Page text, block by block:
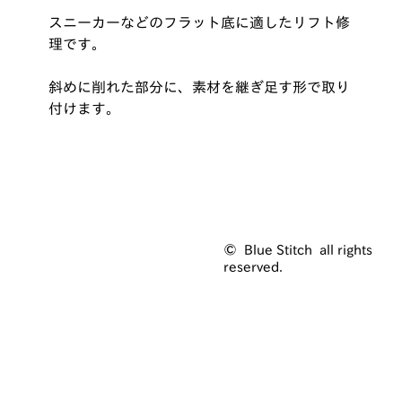
スニーカーなどのフラット底に適したリフト修
理です。
斜めに削れた部分に、素材を継ぎ足す形で取り
付けます。
© Blue Stitch all rights
reserved.